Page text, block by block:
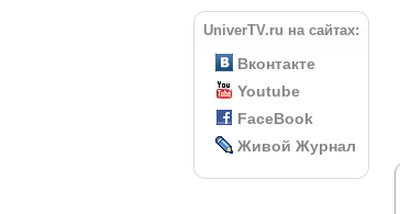
UniverTV.ru на сайтах:
Вконтакте
Youtube
FaceBook
Живой Журнал